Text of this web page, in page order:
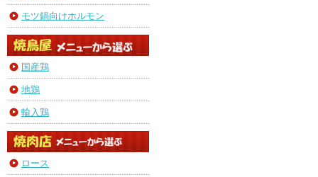
モツ鍋向けホルモン
国産鶏
地鶏
輸入鶏
ロース